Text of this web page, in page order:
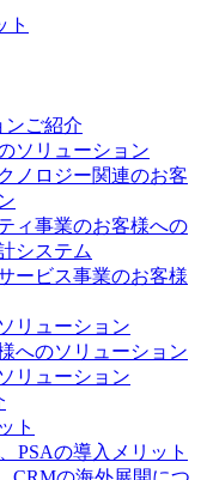
ト
ンご紹介
ソリューション
ノロジー関連のお客
ィ事業のお客様への
システム
ービス事業のお客様
リューション
へのソリューション
リューション
ト
PSAの導入メリット